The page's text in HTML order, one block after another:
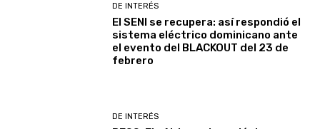
DE INTERÉS
El SENI se recupera: así respondió el
sistema eléctrico dominicano ante
el evento del BLACKOUT del 23 de
febrero
DE INTERÉS